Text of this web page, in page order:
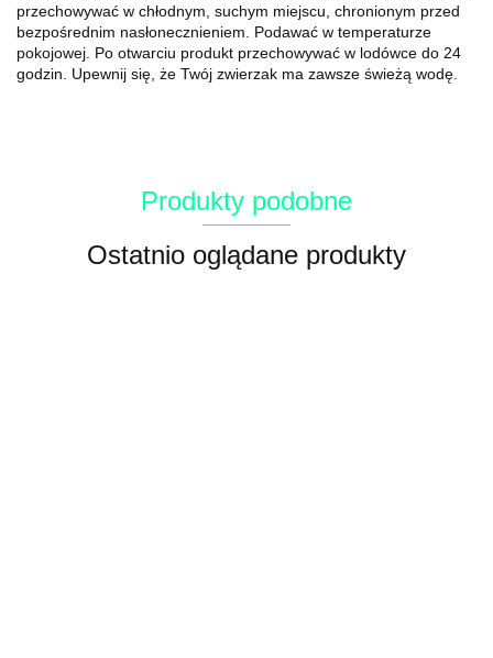
przechowywać w chłodnym, suchym miejscu, chronionym przed
bezpośrednim nasłonecznieniem.
Podawać w temperaturze
pokojowej. Po otwarciu produkt przechowywać w lodówce do 24
godzin.
Upewnij się, że Twój zwierzak ma zawsze świeżą wodę.
Produkty podobne
Ostatnio oglądane produkty